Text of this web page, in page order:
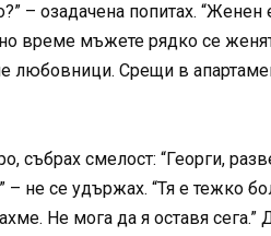
– озадачена попитах.
мъжете рядко се женят
любовници. Срещи в
събрах смелост: “Георги,
– не се удържах. “Тя е тежко
Не мога да я оставя